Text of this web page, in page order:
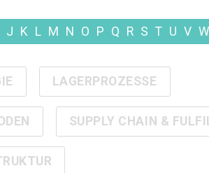
J K L M N O P Q R S T U V W
LAGERPROZESSE
SUPPLY CHAIN &